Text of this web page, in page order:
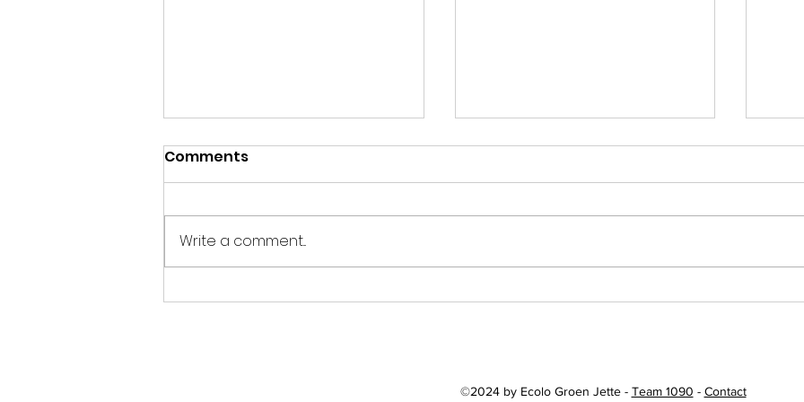
Jette veut limiter la pub
Feest van de Vlaamse
Le
Comments
Write a comment...
©2024 by Ecolo Groen Jette - Team 1090 - Contact